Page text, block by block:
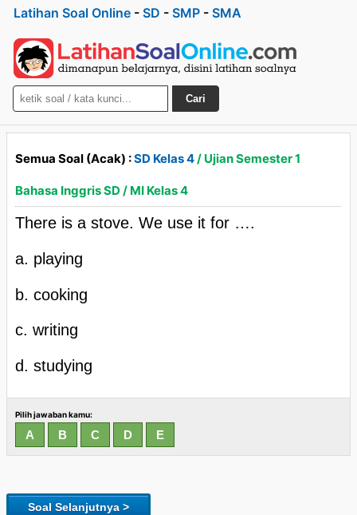
Latihan Soal Online - SD - SMP - SMA
Cari
Semua Soal (Acak) :SD Kelas 4/ Ujian Semester 1
Bahasa Inggris SD / MI Kelas 4
There is a stove. We use it for ….
a. playing
b. cooking
c. writing
d. studying
Pilih jawaban kamu:
Soal Selanjutnya >